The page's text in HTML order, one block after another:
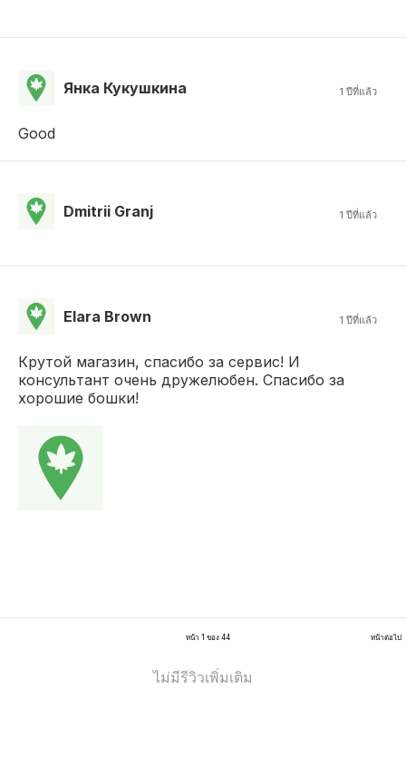
Янка Кукушкина 1 ปีที่แล้ว
Good
Dmitrii Granj 1 ปีที่แล้ว
Elara Brown 1 ปีที่แล้ว
Крутой магазин, спасибо за сервис! И
консультант очень дружелюбен. Спасибо за
хорошие бошки!
หน้า 1 ของ 44 หน้าต่อไป
ไม่มีรีวิวเพิ่มเติม